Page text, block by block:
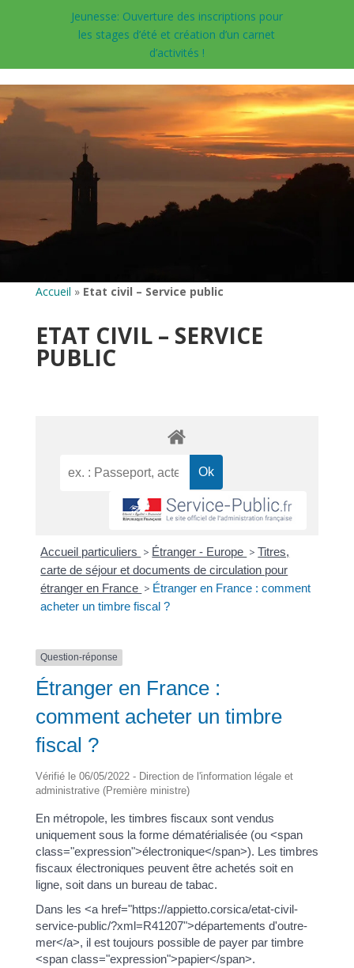
Jeunesse: Ouverture des inscriptions pour
les stages d’été et création d’un carnet
d’activités !
Accueil » Etat civil – Service public
ETAT CIVIL – SERVICE
PUBLIC
Accueil particuliers > Étranger - Europe > Titres,
carte de séjour et documents de circulation pour
étranger en France > Étranger en France : comment
acheter un timbre fiscal ?
Question-réponse
Étranger en France :
comment acheter un timbre
fiscal ?
Vérifié le 06/05/2022 - Direction de l'information légale et
administrative (Première ministre)
En métropole, les timbres fiscaux sont vendus
uniquement sous la forme dématérialisée (ou <span
class="expression">électronique</span>). Les timbres
fiscaux électroniques peuvent être achetés soit en
ligne, soit dans un bureau de tabac.
Dans les <a href="https://appietto.corsica/etat-civil-
service-public/?xml=R41207">départements d'outre-
mer</a>, il est toujours possible de payer par timbre
<span class="expression">papier</span>.